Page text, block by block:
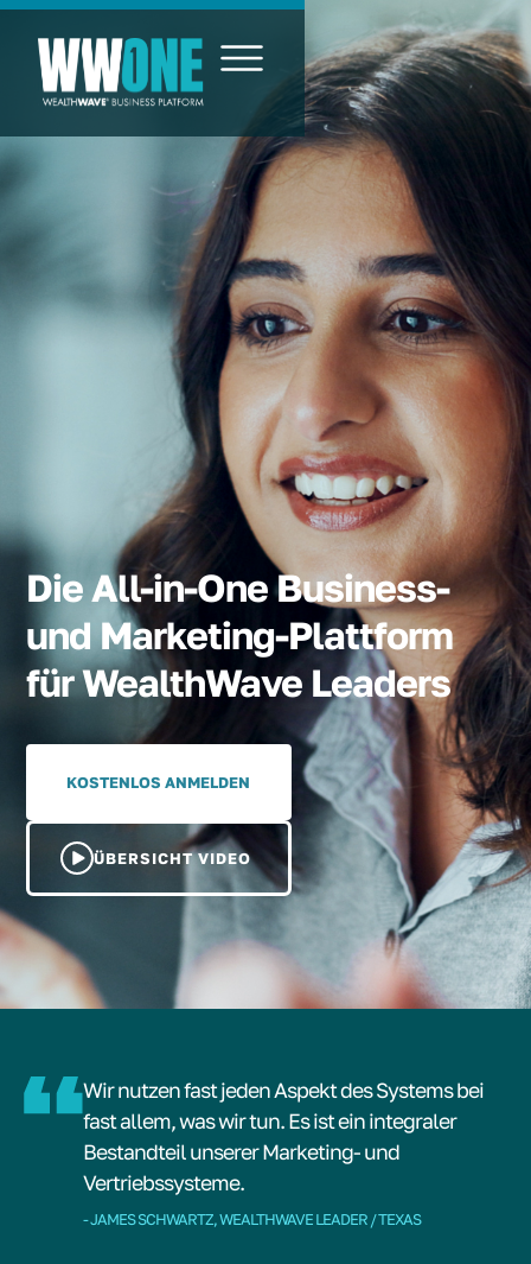
Die All-in-One Business-
und Marketing-Plattform
für WealthWave Leaders
KOSTENLOS ANMELDEN
ÜBERSICHT VIDEO
Wir nutzen fast jeden Aspekt des Systems bei
fast allem, was wir tun. Es ist ein integraler
Bestandteil unserer Marketing- und
Vertriebssysteme.
- JAMES SCHWARTZ, WEALTHWAVE LEADER / TEXAS